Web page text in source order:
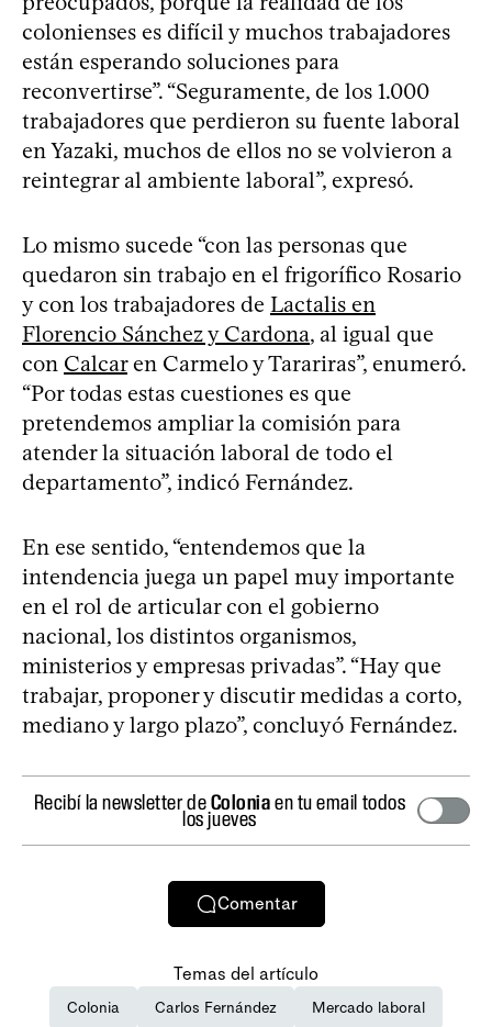
colonienses es difícil y muchos trabajadores
están esperando soluciones para
reconvertirse”. “Seguramente, de los 1.000
trabajadores que perdieron su fuente laboral
en Yazaki, muchos de ellos no se volvieron a
reintegrar al ambiente laboral”, expresó.
Lo mismo sucede “con las personas que
quedaron sin trabajo en el frigorífico Rosario
y con los trabajadores de Lactalis en
Florencio Sánchez y Cardona, al igual que
con Calcaren Carmelo y Tarariras”, enumeró.
“Por todas estas cuestiones es que
pretendemos ampliar la comisión para
atender la situación laboral de todo el
departamento”, indicó Fernández.
En ese sentido, “entendemos que la
intendencia juega un papel muy importante
en el rol de articular con el gobierno
nacional, los distintos organismos,
ministerios y empresas privadas”. “Hay que
trabajar, proponer y discutir medidas a corto,
mediano y largo plazo”, concluyó Fernández.
Recibí la newsletter deColoniaen tu email todos
los jueves
Comentar
Temas del artículo
Colonia Carlos Fernández Mercado laboral